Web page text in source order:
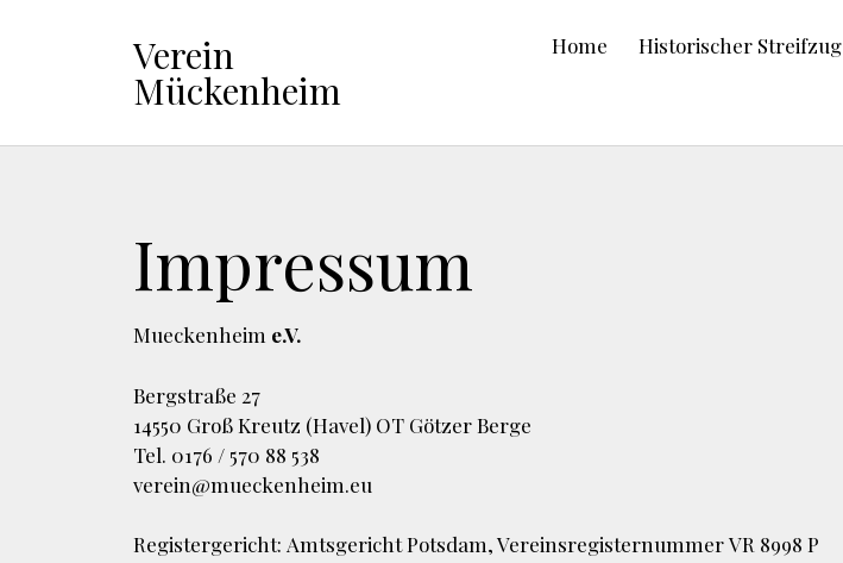
Verein
Mückenheim
Home Historischer Streifzug
Impressum
Mueckenheim e.V.
Bergstraße 27
14550 Groß Kreutz (Havel) OT Götzer Berge
Tel. 0176 / 570 88 538
verein@mueckenheim.eu
Registergericht: Amtsgericht Potsdam, Vereinsregisternummer VR 8998 P